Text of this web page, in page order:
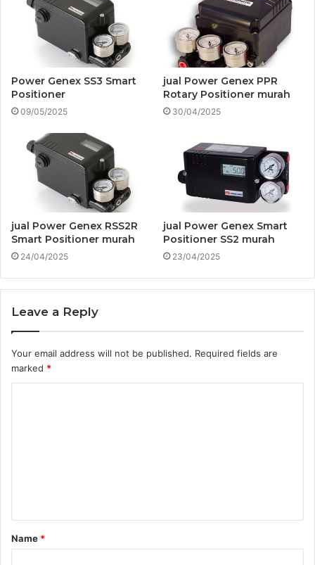
Power Genex SS3 Smart
Positioner
09/05/2025
jual Power Genex PPR
Rotary Positioner murah
30/04/2025
jual Power Genex RSS2R
Smart Positioner murah
24/04/2025
jual Power Genex Smart
Positioner SS2 murah
23/04/2025
Leave a Reply
Your email address will not be published. Required fields are
marked *
t
*
Name *